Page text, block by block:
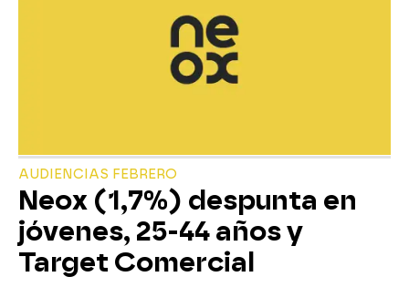
AUDIENCIAS FEBRERO
Neox (1,7%) despunta en
jóvenes, 25-44 años y
Target Comercial